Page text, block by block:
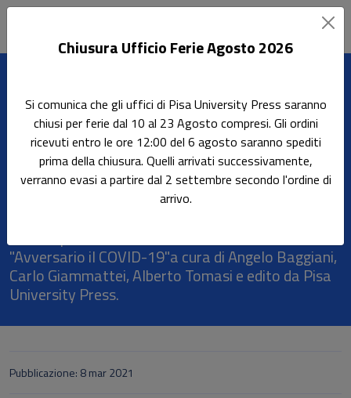
Home Rassegna stampa Avversario il COVID-19, 08.03.2021
Avversario il COVID-19,
08.03.2021
"Avversario il COVID-19"a cura di Angelo Baggiani,
Carlo Giammattei, Alberto Tomasi e edito da Pisa
University Press.
Pubblicazione: 8 mar 2021
Chiusura Ufficio Ferie Agosto 2026
Si comunica che gli uffici di Pisa University Press saranno
chiusi per ferie dal 10 al 23 Agosto compresi. Gli ordini
ricevuti entro le ore 12:00 del 6 agosto saranno spediti
prima della chiusura. Quelli arrivati successivamente,
verranno evasi a partire dal 2 settembre secondo l'ordine di
arrivo.